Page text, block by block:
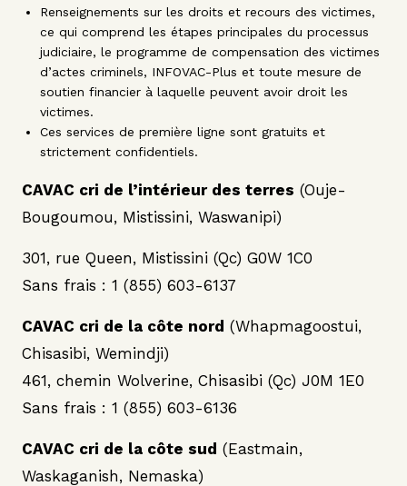
Renseignements sur les droits et recours des victimes,
ce qui comprend les étapes principales du processus
judiciaire, le programme de compensation des victimes
d’actes criminels, INFOVAC-Plus et toute mesure de
soutien financier à laquelle peuvent avoir droit les
victimes.
Ces services de première ligne sont gratuits et
strictement confidentiels.
CAVAC cri de l’intérieur des terres (Ouje-
Bougoumou, Mistissini, Waswanipi)
301, rue Queen, Mistissini (Qc) G0W 1C0
Sans frais : 1 (855) 603-6137
CAVAC cri de la côte nord (Whapmagoostui,
Chisasibi, Wemindji)
461, chemin Wolverine, Chisasibi (Qc) J0M 1E0
Sans frais : 1 (855) 603-6136
CAVAC cri de la côte sud (Eastmain,
Waskaganish, Nemaska)